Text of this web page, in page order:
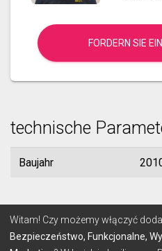
FORDERN SIE
technische
Baujahr
© 2026
Witam! Czy możemy włączyć
Bezpieczeństwo, Funkcjonalne,